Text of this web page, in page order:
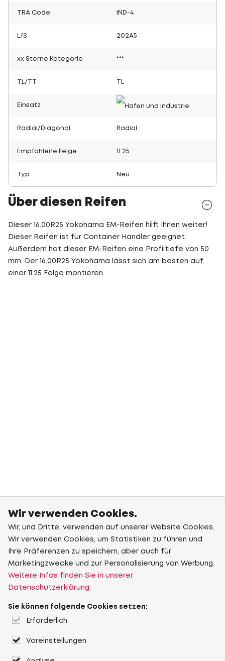
TRA Code IND-4
L/S 202A5
xx Sterne Kategorie ***
TL/TT
Einsatz
Radial/Diagonal Radial
Empfohlene Felge 11.25
Typ Neu
Über diesen Reifen
Dieser 16.00R25 Yokohama EM-Reifen hilft Ihnen weiter!
Dieser Reifen ist für Container Handler geeignet.
Außerdem hat dieser EM-Reifen eine Profiltiefe von 50
mm. Der 16.00R25 Yokohama lässt sich am besten auf
einer 11.25 Felge montieren.
Wir verwenden Cookies.
Wir, und Dritte, verwenden auf unserer Website Cookies.
Wir verwenden Cookies, um Statistiken zu führen und
Ihre Präferenzen zu speichern, aber auch für
Marketingzwecke und zur Personalisierung von Werbung.
Weitere Infos finden Sie in unserer
Datenschutzerklärung.
Sie können folgende Cookies setzen:
Erforderlich
Voreinstellungen